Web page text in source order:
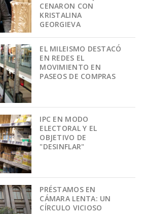
CENARON CON
KRISTALINA
GEORGIEVA
EL MILEISMO DESTACÓ
EN REDES EL
MOVIMIENTO EN
PASEOS DE COMPRAS
IPC EN MODO
ELECTORAL Y EL
OBJETIVO DE
"DESINFLAR"
PRÉSTAMOS EN
CÁMARA LENTA: UN
CÍRCULO VICIOSO